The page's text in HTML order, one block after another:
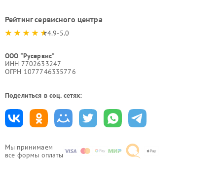
Мы принимаем
все формы оплаты
Рейтинг сервисного центра
4.9-5.0
ООО "Русервис"
ИНН 7702633247
ОГРН 1077746335776
Поделиться в соц. сетях: